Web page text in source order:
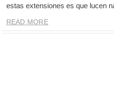
estas extensiones es que lucen
READ MORE